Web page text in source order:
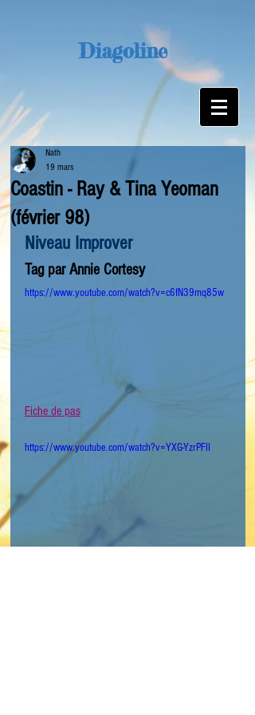
Diagoline
Coastin - Ray & Tina Yeoman
(février 98)
Nath
19 mars
Niveau Improver
Tag par Annie Cortesy
https://www.youtube.com/watch?v=c6fN39mq85w
Fiche de pas
https://www.youtube.com/watch?v=YXG-YzrPFII